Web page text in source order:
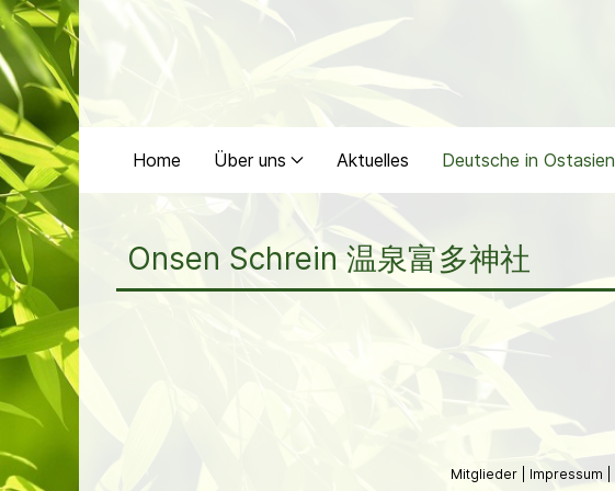
Home Über uns Aktuelles Deutsche in Ostasien
Onsen Schrein 温泉富多神社
Mitglieder Impressum